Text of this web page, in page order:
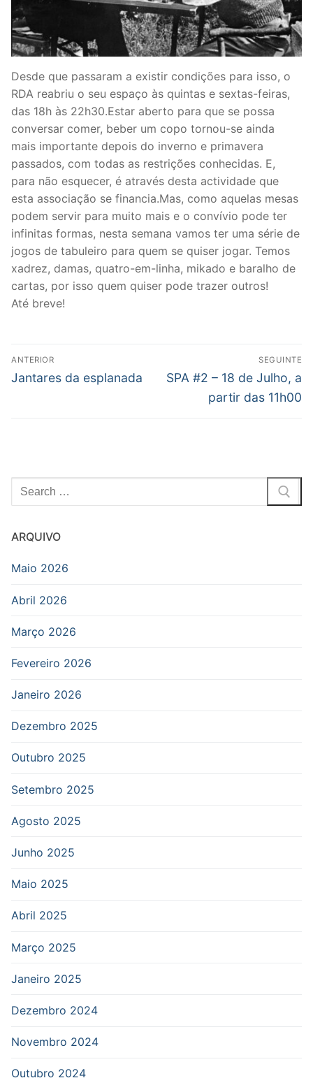
Desde que passaram a existir condições para isso, o
RDA reabriu o seu espaço às quintas e sextas-feiras,
das 18h às 22h30.Estar aberto para que se possa
conversar comer, beber um copo tornou-se ainda
mais importante depois do inverno e primavera
passados, com todas as restrições conhecidas. E,
para não esquecer, é através desta actividade que
esta associação se financia.Mas, como aquelas mesas
podem servir para muito mais e o convívio pode ter
infinitas formas, nesta semana vamos ter uma série de
jogos de tabuleiro para quem se quiser jogar. Temos
xadrez, damas, quatro-em-linha, mikado e baralho de
cartas, por isso quem quiser pode trazer outros!
Até breve!
Post
navigation
ANTERIOR
Previous
Jantares da esplanada
SEGUINTE
Next
SPA #2 – 18 de Julho, a
partir das 11h00
Pesquisar
por:
ARQUIVO
Maio 2026
Abril 2026
Março 2026
Fevereiro 2026
Janeiro 2026
Dezembro 2025
Outubro 2025
Setembro 2025
Agosto 2025
Junho 2025
Maio 2025
Abril 2025
Março 2025
Janeiro 2025
Dezembro 2024
Novembro 2024
Outubro 2024